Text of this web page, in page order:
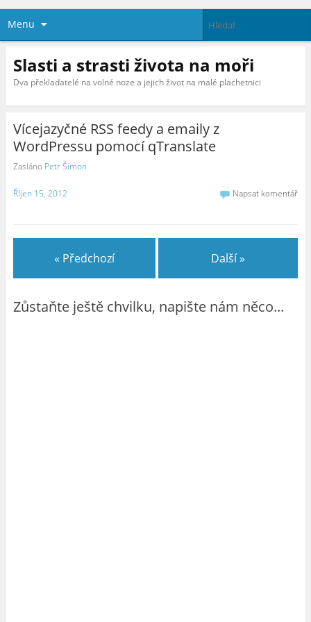
Menu
Slasti a strasti života na moři
Dva překladatelé na volné noze a jejich život na malé plachetnici
Vícejazyčné RSS feedy a emaily z
WordPressu pomocí qTranslate
Zasláno Petr Šimon
Říjen 15, 2012 Napsat komentář
« Předchozí Další »
Zůstaňte ještě chvilku, napište nám něco...